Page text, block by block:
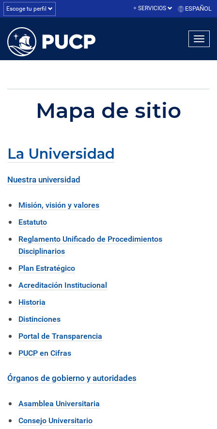
Escoge tu perfil SERVICIOS ESPAÑOL
Mapa de sitio
La Universidad
Nuestra universidad
Misión, visión y valores
Estatuto
Reglamento Unificado de Procedimientos
Disciplinarios
Plan Estratégico
Acreditación Institucional
Historia
Distinciones
Portal de Transparencia
PUCP en Cifras
Órganos de gobierno y autoridades
Asamblea Universitaria
Consejo Universitario